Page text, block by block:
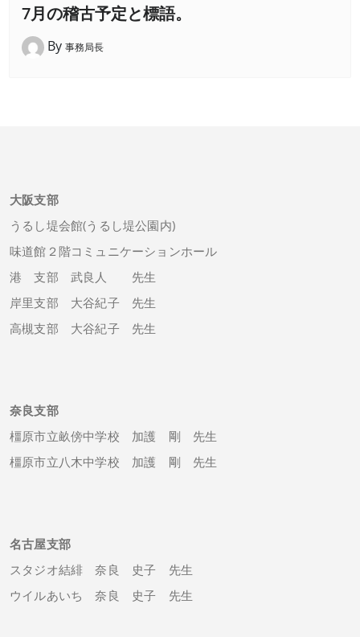
7月の稽古予定と標語。
By 事務局長
大阪支部
うるし堤会館(うるし堤公園内)
味道館２階コミュニケーションホール
港 支部 武良人 先生
岸里支部 大谷紀子 先生
高槻支部 大谷紀子 先生
奈良支部
橿原市立畝傍中学校 加護 剛 先生
橿原市立八木中学校 加護 剛 先生
名古屋支部
スタジオ結緋 奈良 史子 先生
ウイルあいち 奈良 史子 先生